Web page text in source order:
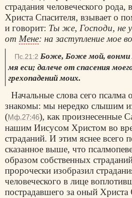
страдания человеческого рода,
Христа Спасителя, взывает о
и говорит: Ты же, Господи, не
от Мене: на заступление мое
Пс.21:2 Боже, Боже мой, вонми
мя еси; далече от спасения
грехопадений моих.
Начальные слова сего псалма
знакомы: мы нередко слышим
(Мф.27:46), как произнесенные
нашим Иисусом Христом во
страданий. И этим яснее всего
сказанное выше, что
образом собственных
пророчески изобразил
человеческого в лице
пострадавшего за оный Христа